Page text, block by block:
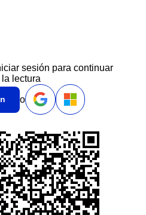
sesión para continuar
lectura
o